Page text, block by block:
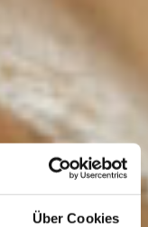
Über Cookies